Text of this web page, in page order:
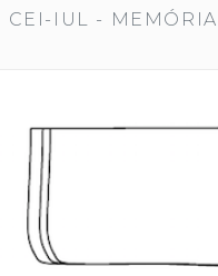
CEI-IUL -